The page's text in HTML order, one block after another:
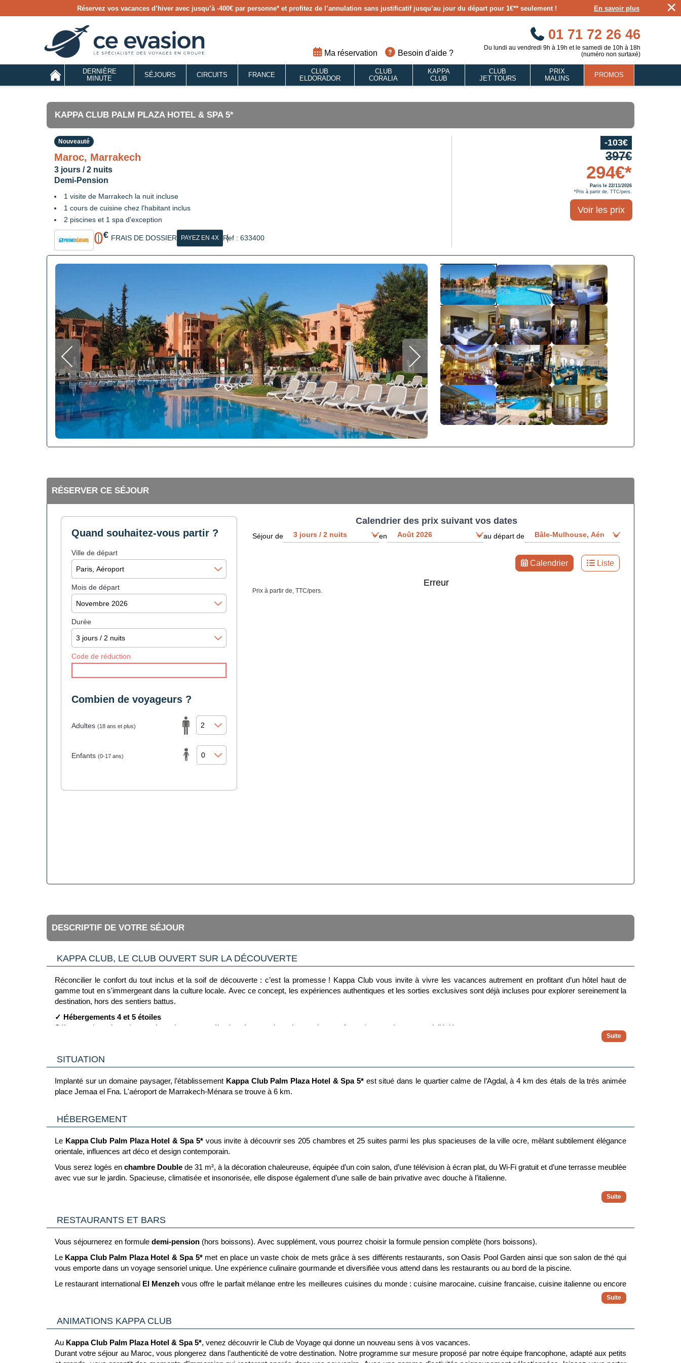
Réservez vos vacances d’hiver avec jusqu’à -400€ par personne* et profitez de l’annulation sans justificatif jusqu’au jour du départ pour 1€** seulement ! En savoir plus ×
Ma réservation Besoin d'aide ?
01 71 72 26 46
Du lundi au vendredi 9h à 19h et le samedi de 10h à 18h
(numéro non surtaxé)
DERNIÈRE
MINUTE
SÉJOURS CIRCUITS FRANCE
CLUB
ELDORADOR
CLUB
CORALIA
KAPPA
CLUB
CLUB
JET TOURS
PRIX
MALINS
PROMOS
KAPPA CLUB PALM PLAZA HOTEL & SPA 5*
Nouveauté
Maroc, Marrakech
3 jours / 2 nuits
Demi-Pension
1 visite de Marrakech la nuit incluse
1 cours de cuisine chez l'habitant inclus
2 piscines et 1 spa d'exception
0€ FRAIS DE DOSSIER PAYEZ EN 4X Ref : 633400
-103€
397€
294€*
Paris le 22/11/2026
*Prix à partir de, TTC/pers.
Voir les prix
RÉSERVER CE SÉJOUR
Quand souhaitez-vous partir ?
Ville de départ
Mois de départ
Durée
Code de réduction
Combien de voyageurs ?
Adultes (18 ans et plus)
Enfants (0-17 ans)
Calendrier des prix suivant vos dates
Séjour de en au départ de
Calendrier Liste
Erreur
Prix à partir de, TTC/pers.
DESCRIPTIF DE VOTRE SÉJOUR
KAPPA CLUB, LE CLUB OUVERT SUR LA DÉCOUVERTE
Réconcilier le confort du tout inclus et la soif de découverte : c’est la promesse ! Kappa Club vous invite à vivre les vacances autrement en profitant d’un hôtel haut de
gamme tout en s'immergeant dans la culture locale. Avec ce concept, les expériences authentiques et les sorties exclusives sont déjà incluses pour explorer sereinement la
destination, hors des sentiers battus.
✓ Hébergements 4 et 5 étoiles
Séjournez dans des adresses haut de gamme sélectionnées pour leur charme, leur confort et leur emplacement privilégié
Profitez de l'accompagnement par l'équipe Kappa qui rythme vos journées, permettant de vous concentrer sur l'essentiel : la découverte et le plaisir de voyager
✓ Jusqu’à 5 Instants Kappa inclus
Vivez des expériences locales inédites sans supplément
✓ Ambiance festive et conviviale
• Animations sportives : fitness, aquagym, cours de sport collectifs...
• Soirées festives et spectacles : Sunset Cocktail, dégustations de produits locaux, spectacle folklorique, White Party, soirée Casino, cinéma en plein air – dans des cadres
insolites pour des moments mémorables.
✓ Un club pensé pour les familles
Offrez à vos enfants des activités ludiques et éco-responsables dédiés par tranches d’âge pour apprendre en s’amusant
• 2 Kappa Fun Clubs (4 à 7 ans / 8 à 12 ans) & 1 Fun Kap’s (13 à 17 ans)
Composez vos vacances selon vos envies avec un large choix de dates, de durées et d'aéroports de départ
✓ 1er tour-opérateur club labellisé ATR
SITUATION
Implanté sur un domaine paysager, l’établissement Kappa Club Palm Plaza Hotel & Spa 5* est situé dans le quartier calme de l’Agdal, à 4 km des étals de la très animée
place Jemaa el Fna. L'aéroport de Marrakech-Ménara se trouve à 6 km.
HÉBERGEMENT
Le Kappa Club Palm Plaza Hotel & Spa 5* vous invite à découvrir ses 205 chambres et 25 suites parmi les plus spacieuses de la ville ocre, mêlant subtilement élégance
orientale, influences art déco et design contemporain.
Vous serez logés en chambre Double de 31 m², à la décoration chaleureuse, équipée d’un coin salon, d’une télévision à écran plat, du Wi-Fi gratuit et d’une terrasse meublée
avec vue sur le jardin. Spacieuse, climatisée et insonorisée, elle dispose également d’une salle de bain privative avec douche à l’italienne.
, spacieuse et élégante, propose un coin salon, un lit king-size et des équipements modernes (Wi-Fi, TV, minibar). Elle s’ouvre
Ces chambres peuvent également être aménagées en triple ou quadruple selon vos besoins, idéales pour les séjours en famille ou entre amis.
RESTAURANTS ET BARS
Vous séjournerez en formule demi-pension (hors boissons). Avec supplément, vous pourrez choisir la formule pension complète (hors boissons).
Le Kappa Club Palm Plaza Hotel & Spa 5* met en place un vaste choix de mets grâce à ses différents restaurants, son Oasis Pool Garden ainsi que son salon de thé qui
vous emporte dans un voyage sensoriel unique. Une expérience culinaire gourmande et diversifiée vous attend dans les restaurants ou au bord de la piscine.
Le restaurant international El Menzeh vous offre le parfait mélange entre les meilleures cuisines du monde : cuisine marocaine, cuisine française, cuisine italienne ou encore
vous offre un buffet varié pour votre petit déjeuner mais
Dans un cadre chic et décontracté, le restaurant
les chefs.
Oasis Pool Garden: au cœur des jardins de l’hôtel se trouve le spot parfait et incontournable pour savourer vos repas autours de la piscine dans un cadre raffiné et
décontracté avec une vue stupéfiante, dans un environnement de verdure. L’Oasis Pool Garden vous propose une vaste sélection de cocktails, des jus healthy ou encore de
ANIMATIONS KAPPA CLUB
Au Kappa Club Palm Plaza Hotel & Spa 5*, venez découvrir le Club de Voyage qui donne un nouveau sens à vos vacances.
Durant votre séjour au Maroc, vous plongerez dans l’authenticité de votre destination. Notre programme sur mesure proposé par notre équipe francophone, adapté aux petits